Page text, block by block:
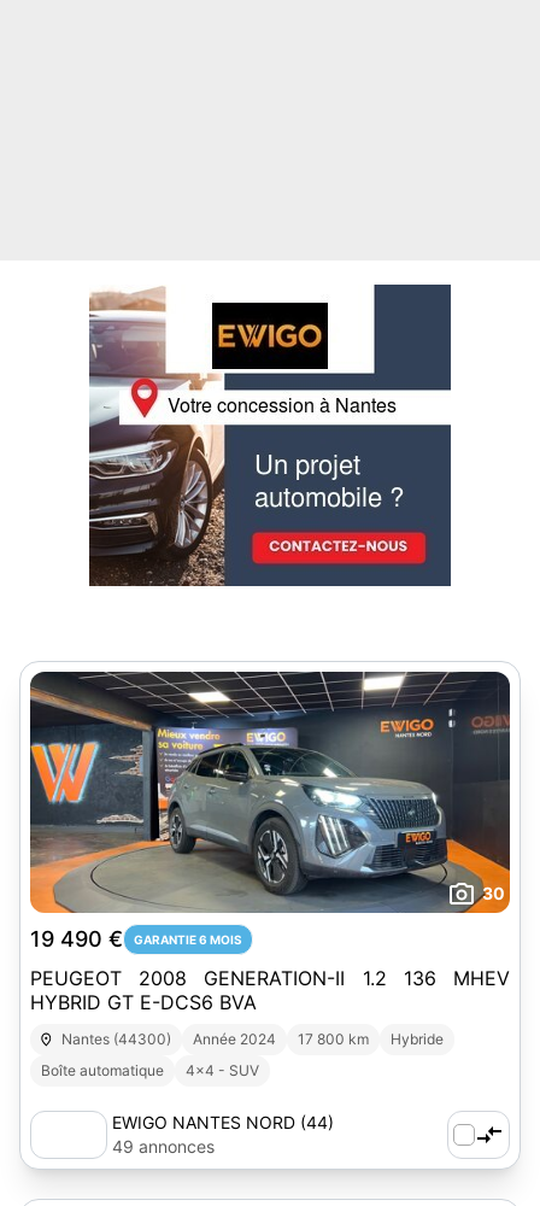
30
19 490 € GARANTIE 6 MOIS
PEUGEOT 2008 GENERATION-II 1.2 136 MHEV
HYBRID GT E-DCS6 BVA
Nantes (44300) Année 2024 17 800 km
Hybride
Boîte automatique
4x4 - SUV
EWIGO NANTES NORD (44)
49 annonces